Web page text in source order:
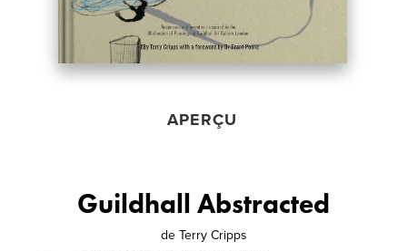
APERÇU
Guildhall Abstracted
de Terry Cripps